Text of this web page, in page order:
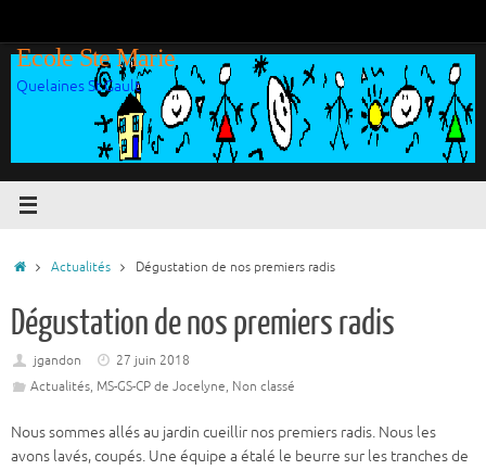
contenu
Ecole Ste Marie
Quelaines St Gault
Accueil
Actualités Dégustation de nos premiers radis
Dégustation de nos premiers radis
jgandon
27 juin 2018
Actualités, MS-GS-CP de Jocelyne, Non classé
Nous sommes allés au jardin cueillir nos premiers radis. Nous les
avons lavés, coupés. Une équipe a étalé le beurre sur les tranches de